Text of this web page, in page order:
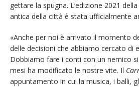
gettare la spugna. L’edizione 2021
antica della città è stata ufficialmente
«Anche per noi è arrivato il momento
delle decisioni che abbiamo cercato di
Dobbiamo fare i conti con un nemico
mesi ha modificato le nostre vite. Il
appuntamento in cui la musica, i balli,